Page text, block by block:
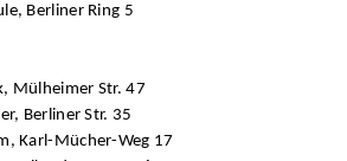
Berliner Ring 5
Mülheimer Str. 47
Berliner Str. 35
Karl-Mücher-Weg 17